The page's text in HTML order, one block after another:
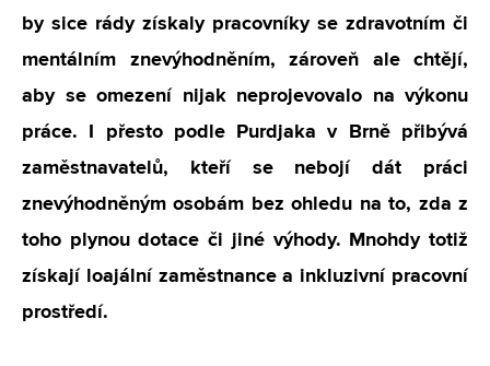
by sice rády získaly pracovníky se zdravotním či
mentálním znevýhodněním, zároveň ale chtějí,
aby se omezení nijak neprojevovalo na výkonu
práce. I přesto podle Purdjaka v Brně přibývá
zaměstnavatelů, kteří se nebojí dát práci
znevýhodněným osobám bez ohledu na to, zda z
toho plynou dotace či jiné výhody. Mnohdy totiž
získají loajální zaměstnance a inkluzivní pracovní
prostředí.